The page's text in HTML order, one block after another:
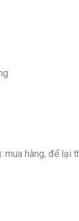
: mua hàng, để lại